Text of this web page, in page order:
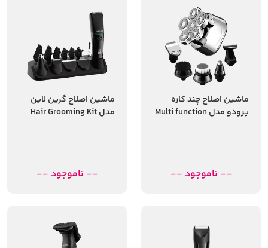
ماشین اصلاح چند کاره
پرودو مدل Multi function
-- ناموجود --
ماشین اصلاح گرین لاین
مدل Hair Grooming Kit
-- ناموجود --